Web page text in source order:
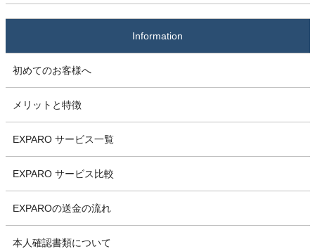
Information
初めてのお客様へ
メリットと特徴
EXPARO サービス一覧
EXPARO サービス比較
EXPAROの送金の流れ
本人確認書類について